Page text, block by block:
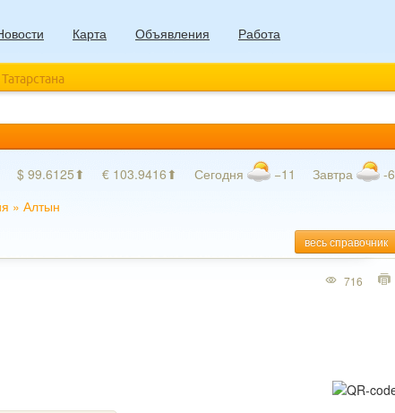
Карта Объявления Работа
$ 99.6125⬆ € 103.9416⬆ Сегодня −11 Завтра -6
» Алтын
весь справочник
716